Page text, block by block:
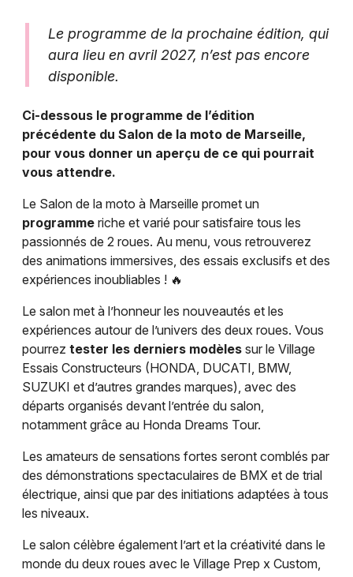
Le programme de la prochaine édition, qui
aura lieu en avril 2027, n’est pas encore
disponible.
Ci-dessous le programme de l’édition
précédente du Salon de la moto de Marseille,
pour vous donner un aperçu de ce qui pourrait
vous attendre.
Le Salon de la moto à Marseille promet un
programme riche et varié pour satisfaire tous les
passionnés de 2 roues. Au menu, vous retrouverez
des animations immersives, des essais exclusifs et des
expériences inoubliables ! 🔥
Le salon met à l’honneur les nouveautés et les
expériences autour de l’univers des deux roues. Vous
pourrez tester les derniers modèles sur le Village
Essais Constructeurs (HONDA, DUCATI, BMW,
SUZUKI et d’autres grandes marques), avec des
départs organisés devant l’entrée du salon,
notamment grâce au Honda Dreams Tour.
Les amateurs de sensations fortes seront comblés par
des démonstrations spectaculaires de BMX et de trial
électrique, ainsi que par des initiations adaptées à tous
les niveaux.
Le salon célèbre également l’art et la créativité dans le
monde du deux roues avec le Village Prep x Custom,